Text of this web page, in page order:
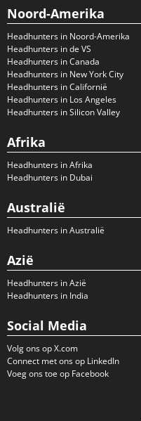
Noord-Amerika
Headhunters in Noord-Amerika
Headhunters in de VS
Headhunters in Canada
Headhunters in New York City
Headhunters in Californië
Headhunters in Los Angeles
Headhunters in Silicon Valley
Afrika
Headhunters in Afrika
Headhunters in Dubai
Australië
Headhunters in Australië
Azië
Headhunters in Azië
Headhunters in India
Social Media
Volg ons op X.com
Connect met ons op LinkedIn
Voeg ons toe op Facebook